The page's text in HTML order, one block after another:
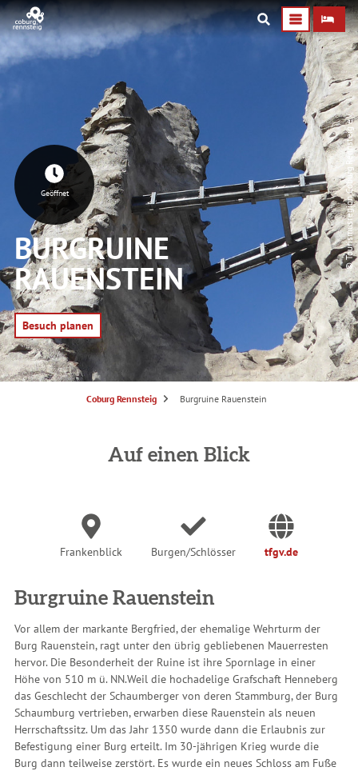
© Tourismusregion Coburg.Rennsteig e.V.
Geöffnet
BURGRUINE
RAUENSTEIN
Besuch planen
S
Coburg Rennsteig Burgruine Rauenstein
Auf einen Blick
Frankenblick Burgen/Schlösser tfgv.de
Burgruine Rauenstein
Vor allem der markante Bergfried, der ehemalige Wehrturm der
Burg Rauenstein, ragt unter den übrig gebliebenen Mauerresten
hervor. Die Besonderheit der Ruine ist ihre Spornlage in einer
Höhe von 510 m ü. NN.Weil die hochadelige Grafschaft Henneberg
das Geschlecht der Schaumberger von deren Stammburg, der Burg
Schaumburg vertrieben, erwarben diese Rauenstein als neuen
Herrschaftssitz. Um das Jahr 1350 wurde dann die Erlaubnis zur
Befestigung einer Burg erteilt. Im 30-jährigen Krieg wurde die
Burg dann teilweise zerstört. Es wurde ein neues Schloss am Fuße